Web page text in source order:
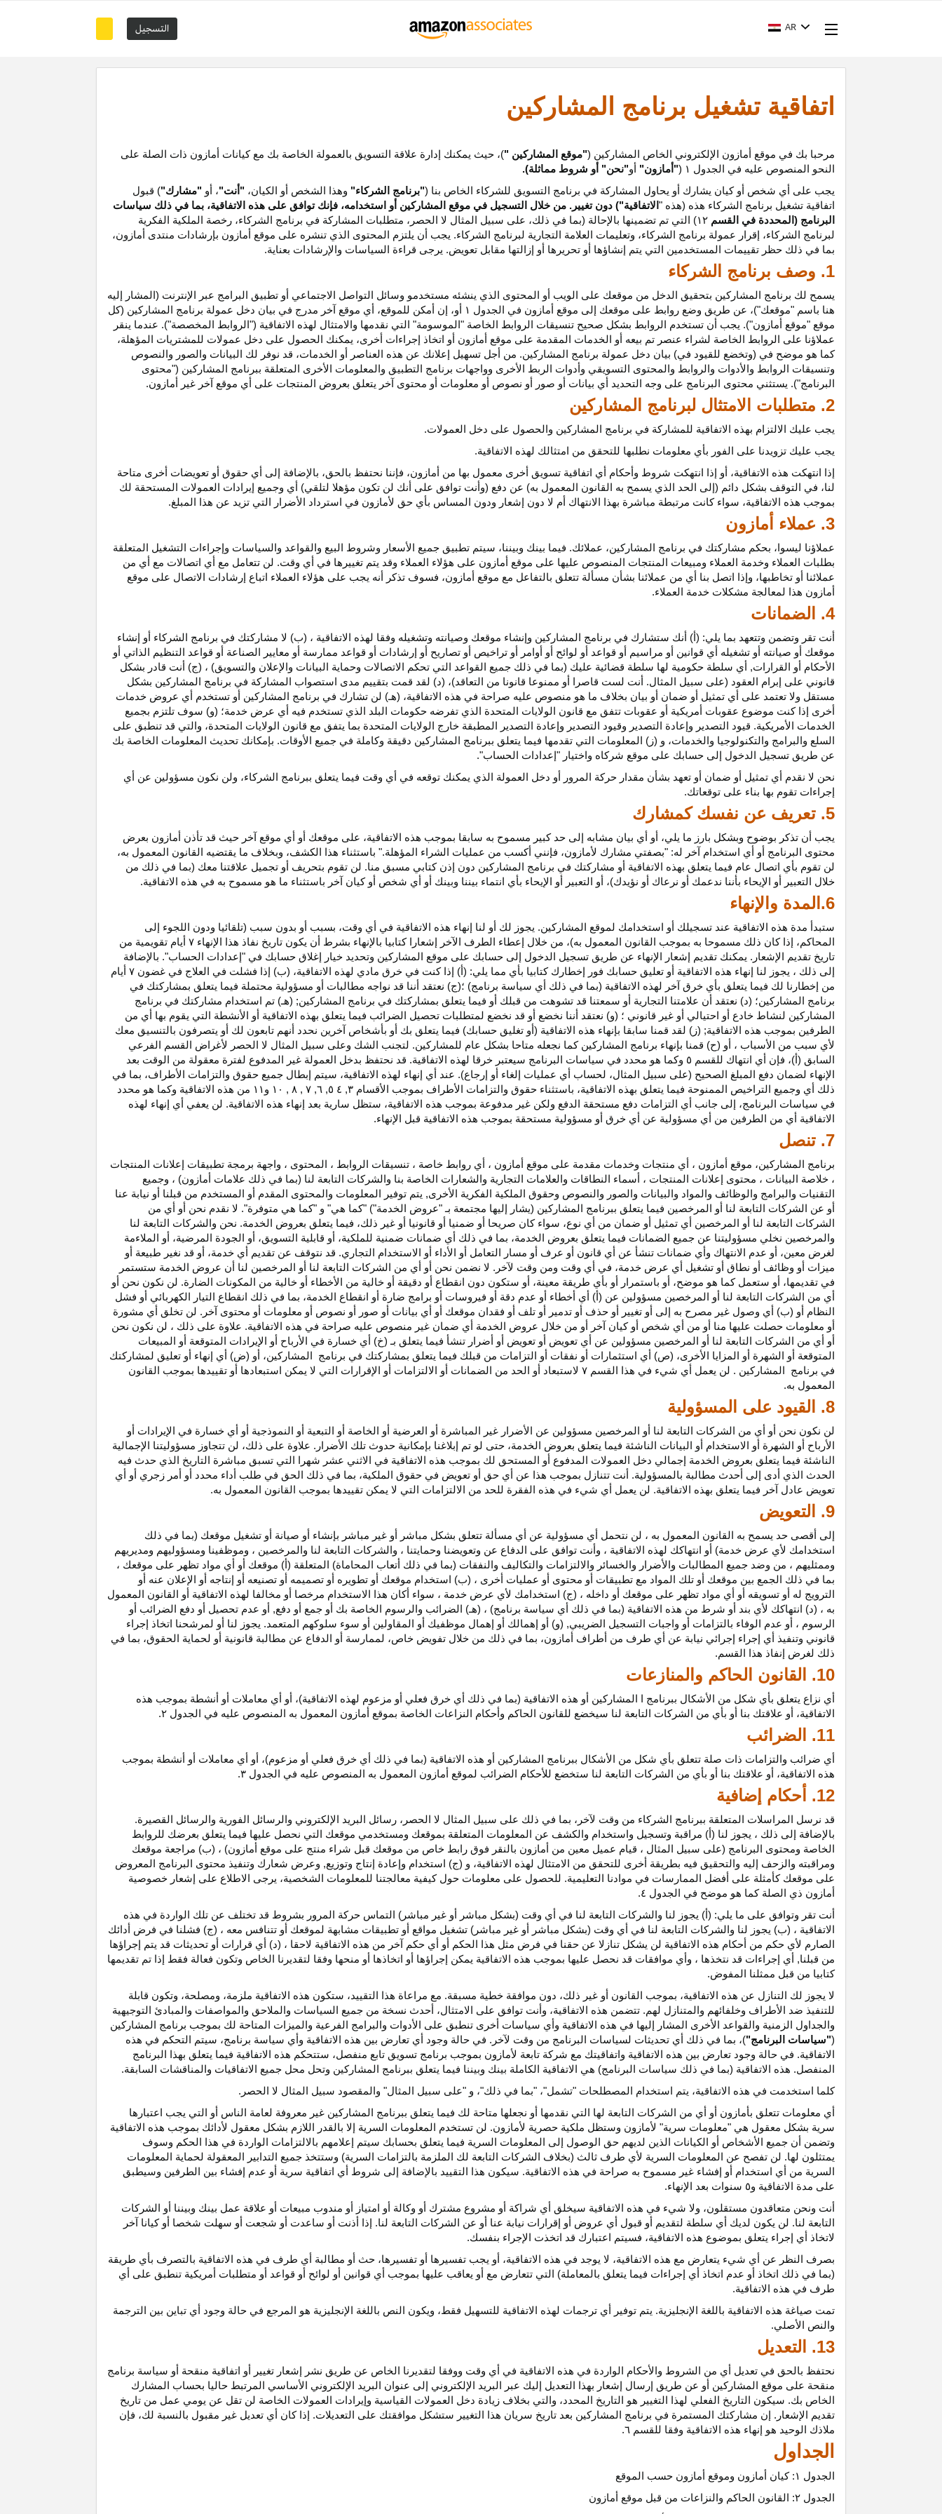
التسجيل AR
اتفاقية تشغيل برنامج المشاركين
مرحبا بك في موقع أمازون الإلكتروني الخاص المشاركين ("موقع المشاركين ")، حيث يمكنك إدارة علاقة التسويق بالعمولة الخاصة بك مع كيانات أمازون ذات الصلة على
النحو المنصوص عليه في الجدول ۱ ( "أمازون" أو"نحن" أو شروط مماثلة).
يجب على أي شخص أو كيان يشارك أو يحاول المشاركة في برنامج التسويق للشركاء الخاص بنا ("برنامج الشركاء" وهذا الشخص أو الكيان، "أنت"، أو "مشارك") قبول
اتفاقية تشغيل برنامج الشركاء هذه (هذه " الاتفاقية") دون تغيير. من خلال التسجيل في موقع المشاركين أو استخدامه، فإنك توافق على هذه الاتفاقية، بما في ذلك سياسات
البرنامج (المحددة في القسم ۱۲) التي تم تضمينها بالإحالة (بما في ذلك، على سبيل المثال لا الحصر، متطلبات المشاركة في برنامج الشركاء، رخصة الملكية الفكرية
لبرنامج الشركاء،
إقرار عمولة برنامج الشركاء، وتعليمات العلامة التجارية لبرنامج الشركاء. يجب أن يلتزم المحتوى الذي تنشره على موقع أمازون بإرشادات منتدى أمازون،
بما في ذلك حظر تقييمات المستخدمين التي يتم إنشاؤها أو تحريرها أو إزالتها مقابل تعويض. يرجى قراءة السياسات والإرشادات بعناية.
1. وصف برنامج الشركاء
يسمح لك برنامج المشاركين بتحقيق الدخل من موقعك على الويب أو المحتوى الذي ينشئه مستخدمو وسائل التواصل الاجتماعي أو تطبيق البرامج عبر الإنترنت (المشار إليه
هنا باسم "موقعك")، عن طريق وضع روابط على موقعك إلى موقع أمازون في الجدول ۱ أو، إن أمكن للموقع، أي موقع آخر مدرج في بيان دخل عمولة برنامج المشاركين (كل
موقع "موقع أمازون"). يجب أن تستخدم الروابط بشكل صحيح تنسيقات الروابط الخاصة "الموسومة" التي نقدمها والامتثال لهذه الاتفاقية ("الروابط المخصصة"). عندما ينقر
عملاؤنا على الروابط الخاصة لشراء عنصر تم بيعه أو الخدمات المقدمة على موقع أمازون أو اتخاذ إجراءات أخرى، يمكنك الحصول على دخل عمولات للمشتريات
المؤهلة،
كما هو موضح في (وتخضع للقيود في) بيان دخل عمولة برنامج المشاركين. من أجل تسهيل إعلانك عن هذه العناصر أو
الخدمات، قد نوفر لك البيانات والصور والنصوص
وتنسيقات الروابط والأدوات والروابط والمحتوى التسويقي وأدوات الربط الأخرى وواجهات برنامج التطبيق والمعلومات الأخرى المتعلقة ببرنامج المشاركين ("محتوى
البرنامج"). يستثني محتوى البرنامج على وجه التحديد أي بيانات أو صور أو نصوص أو معلومات أو محتوى آخر يتعلق بعروض المنتجات على أي موقع آخر غير أمازون.
2. متطلبات الامتثال لبرنامج المشاركين
يجب عليك الالتزام بهذه الاتفاقية للمشاركة في برنامج المشاركين والحصول على دخل العمولات.
يجب عليك تزويدنا على الفور بأي معلومات نطلبها للتحقق من امتثالك لهذه الاتفاقية.
إذا انتهكت هذه
الاتفاقية، أو إذا انتهكت شروط وأحكام أي اتفاقية تسويق أخرى معمول بها من أمازون، فإننا نحتفظ بالحق، بالإضافة إلى أي حقوق أو تعويضات أخرى متاحة
لنا، في التوقف بشكل دائم (إلى الحد الذي يسمح به القانون المعمول به) عن دفع (وأنت توافق على أنك لن تكون مؤهلا لتلقي) أي وجميع إيرادات العمولات المستحقة لك
بموجب هذه
الاتفاقية، سواء كانت مرتبطة مباشرة بهذا الانتهاك أم لا دون إشعار ودون المساس بأي حق لأمازون في استرداد الأضرار التي تزيد عن هذا المبلغ.
3. عملاء أمازون
عملاؤنا ليسوا، بحكم مشاركتك في برنامج المشاركين، عملائك. فيما بينك وبيننا، سيتم تطبيق جميع الأسعار وشروط البيع والقواعد والسياسات وإجراءات التشغيل المتعلقة
بطلبات العملاء وخدمة العملاء ومبيعات المنتجات المنصوص عليها على موقع أمازون على هؤلاء العملاء وقد يتم تغييرها في أي وقت. لن تتعامل مع أي اتصالات مع أي من
عملائنا أو تخاطبها، وإذا اتصل بنا أي من عملائنا بشأن مسألة تتعلق بالتفاعل مع موقع أمازون، فسوف تذكر أنه يجب على هؤلاء العملاء اتباع إرشادات الاتصال على موقع
أمازون هذا لمعالجة مشكلات خدمة العملاء.
4. الضمانات
أنت تقر وتضمن وتتعهد بما يلي: (أ) أنك ستشارك في برنامج المشاركين وإنشاء موقعك وصيانته وتشغيله وفقا لهذه الاتفاقية ، (ب) لا مشاركتك في برنامج الشركاء أو إنشاء
موقعك أو صيانته أو تشغيله أي قوانين أو مراسيم أو قواعد أو لوائح أو أوامر أو تراخيص أو تصاريح أو إرشادات أو قواعد ممارسة أو معايير الصناعة أو قواعد التنظيم الذاتي أو
الأحكام أو القرارات, أي سلطة حكومية لها سلطة قضائية عليك (بما في ذلك جميع القواعد التي تحكم الاتصالات وحماية البيانات والإعلان والتسويق) ، (ج) أنت قادر بشكل
قانوني على إبرام العقود (على سبيل المثال. أنت لست قاصرا أو ممنوعا قانونا من التعاقد)، (د) لقد قمت بتقييم مدى استصواب
المشاركة في برنامج المشاركين بشكل
مستقل ولا تعتمد على أي تمثيل أو ضمان أو بيان بخلاف ما هو منصوص عليه صراحة في هذه الاتفاقية، (هـ) لن تشارك في برنامج المشاركين أو تستخدم أي عروض خدمات
أخرى إذا كنت موضوع عقوبات أمريكية أو عقوبات تتفق مع قانون الولايات المتحدة الذي تفرضه حكومات البلد الذي تستخدم فيه أي عرض خدمة؛ (و) سوف تلتزم بجميع
الخدمات الأمريكية. قيود التصدير وإعادة التصدير وقيود التصدير وإعادة التصدير المطبقة خارج الولايات المتحدة بما يتفق مع قانون الولايات المتحدة، والتي قد تنطبق على
السلع والبرامج والتكنولوجيا والخدمات، و (ز) المعلومات التي تقدمها فيما يتعلق ببرنامج المشاركين دقيقة وكاملة في جميع الأوقات. بإمكانك تحديث المعلومات الخاصة بك
عن طريق تسجيل الدخول إلى حسابك على موقع شركاه واختيار "إعدادات الحساب".
نحن لا نقدم أي تمثيل أو ضمان أو تعهد بشأن مقدار حركة المرور أو دخل العمولة الذي يمكنك توقعه في أي وقت فيما يتعلق ببرنامج الشركاء، ولن نكون مسؤولين عن أي
إجراءات تقوم بها بناء على توقعاتك.
5. تعريف عن نفسك كمشارك
يجب أن تذكر بوضوح وبشكل بارز ما يلي، أو أي بيان مشابه إلى حد كبير مسموح به سابقا بموجب هذه الاتفاقية، على موقعك أو أي موقع آخر حيث قد تأذن أمازون بعرض
محتوى البرنامج أو أي استخدام آخر له: "بصفتي مشارك لأمازون، فإنني أكسب من عمليات الشراء المؤهلة." باستثناء هذا الكشف، وبخلاف ما يقتضيه القانون المعمول به،
لن تقوم بأي اتصال عام فيما يتعلق بهذه الاتفاقية أو مشاركتك في برنامج المشاركين دون إذن كتابي مسبق منا. لن تقوم بتحريف أو تجميل علاقتنا معك (بما في ذلك من
خلال التعبير أو الإيحاء بأننا ندعمك أو نرعاك أو نؤيدك)، أو التعبير أو الإيحاء بأي انتماء بيننا وبينك أو أي شخص أو كيان آخر باستثناء ما هو مسموح به في هذه الاتفاقية.
6.المدة والإنهاء
ستبدأ مدة هذه الاتفاقية عند تسجيلك أو استخدامك لموقع المشاركين. يجوز لك أو لنا إنهاء هذه الاتفاقية في أي وقت، بسبب أو بدون سبب (تلقائيا ودون اللجوء إلى
المحاكم، إذا كان ذلك مسموحا به بموجب القانون المعمول به)، من خلال إعطاء الطرف الآخر إشعارا كتابيا بالإنهاء بشرط أن يكون تاريخ نفاذ هذا الإنهاء ۷ أيام تقويمية من
تاريخ تقديم الإشعار. يمكنك تقديم إشعار الإنهاء عن طريق تسجيل الدخول إلى حسابك على موقع المشاركين وتحديد خيار إغلاق حسابك في "إعدادات الحساب". بالإضافة
إلى ذلك ، يجوز لنا إنهاء هذه الاتفاقية أو تعليق حسابك فور إخطارك كتابيا بأي مما يلي: (أ) إذا كنت في خرق مادي لهذه الاتفاقية، (ب) إذا فشلت في العلاج في غضون ۷ أيام
من إخطارنا لك فيما يتعلق بأي خرق آخر لهذه الاتفاقية (بما في ذلك أي سياسة برنامج) ؛(ج) نعتقد أننا قد نواجه مطالبات أو مسؤولية محتملة فيما يتعلق بمشاركتك في
برنامج المشاركين؛ (د) نعتقد أن علامتنا التجارية أو سمعتنا قد تشوهت من قبلك أو فيما يتعلق بمشاركتك في برنامج المشاركين; (هـ) تم استخدام مشاركتك في برنامج
المشاركين لنشاط خادع أو احتيالي أو غير قانوني ؛ (و) نعتقد أننا نخضع أو قد نخضع لمتطلبات تحصيل الضرائب فيما يتعلق بهذه الاتفاقية أو الأنشطة التي يقوم بها أي من
الطرفين بموجب هذه الاتفاقية; (ز) لقد قمنا سابقا بإنهاء هذه الاتفاقية (أو تغليق حسابك) فيما يتعلق بك أو بأشخاص آخرين نحدد أنهم تابعون لك أو يتصرفون بالتنسيق معك
لأي سبب من الأسباب ، أو (ح) قمنا بإنهاء برنامج المشاركين كما نجعله متاحا بشكل عام للمشاركين. لتجنب الشك وعلى سبيل المثال لا الحصر لأغراض القسم الفرعي
السابق (أ)، فإن أي انتهاك للقسم ٥ وكما هو محدد في سياسات البرنامج سيعتبر خرقا لهذه الاتفاقية. قد نحتفظ بدخل العمولة غير المدفوع لفترة معقولة من الوقت بعد
الإنهاء لضمان دفع المبلغ الصحيح (على سبيل المثال، لحساب أي عمليات إلغاء أو إرجاع). عند أي إنهاء لهذه
الاتفاقية، سيتم إبطال جميع حقوق والتزامات الأطراف، بما في
ذلك أي وجميع التراخيص الممنوحة فيما يتعلق بهذه
الاتفاقية، باستثناء حقوق والتزامات الأطراف بموجب الأقسام ۳, ٤ ٥, ٦, ۷ , ۸ , ۱۰ و۱۱ من هذه الاتفاقية وكما هو محدد
في سياسات البرنامج، إلى جانب أي التزامات دفع مستحقة
الدفع ولكن غير مدفوعة بموجب هذه الاتفاقية، ستظل سارية بعد إنهاء هذه الاتفاقية. لن يعفي أي إنهاء لهذه
الاتفاقية أي من الطرفين من أي مسؤولية عن أي خرق أو مسؤولية مستحقة بموجب هذه الاتفاقية قبل الإنهاء.
7. تنصل
برنامج المشاركين، موقع أمازون ، أي منتجات وخدمات مقدمة على موقع أمازون ، أي روابط خاصة ، تنسيقات الروابط ، المحتوى ، واجهة برمجة تطبيقات إعلانات المنتجات
، خلاصة البيانات ، محتوى إعلانات المنتجات ، أسماء النطاقات والعلامات التجارية والشعارات الخاصة بنا والشركات التابعة لنا (بما في ذلك علامات أمازون) ، وجميع
التقنيات والبرامج والوظائف والمواد والبيانات والصور والنصوص وحقوق الملكية الفكرية الأخرى, يتم توفير المعلومات والمحتوى المقدم أو المستخدم من قبلنا أو نيابة عنا
أو عن الشركات التابعة لنا أو المرخصين فيما يتعلق ببرنامج المشاركين (يشار إليها مجتمعة بـ "عروض الخدمة") "كما هي" و "كما هي متوفرة". لا نقدم نحن أو أي من
الشركات التابعة لنا أو المرخصين أي تمثيل أو ضمان من أي نوع، سواء كان صريحا أو ضمنيا أو قانونيا أو غير ذلك، فيما يتعلق بعروض الخدمة. نحن والشركات التابعة لنا
والمرخصين نخلي مسؤوليتنا عن جميع الضمانات فيما يتعلق بعروض الخدمة، بما في ذلك أي ضمانات ضمنية للملكية، أو قابلية التسويق، أو الجودة المرضية، أو الملاءمة
لغرض معين، أو عدم الانتهاك وأي ضمانات تنشأ عن أي قانون أو عرف أو مسار التعامل أو الأداء أو الاستخدام التجاري. قد نتوقف عن تقديم أي خدمة، أو قد نغير طبيعة أو
ميزات أو وظائف أو نطاق أو تشغيل أي عرض خدمة، في أي وقت ومن وقت لآخر. لا نضمن نحن أو أي من الشركات التابعة لنا أو المرخصين لنا أن عروض الخدمة ستستمر
في تقديمها، أو ستعمل كما هو موضح، أو باستمرار أو بأي طريقة معينة، أو ستكون دون انقطاع أو دقيقة أو خالية من الأخطاء أو خالية من المكونات الضارة. لن نكون نحن أو
أي من الشركات التابعة لنا أو المرخصين مسؤولين عن (أ) أي أخطاء أو عدم دقة أو فيروسات أو برامج ضارة أو انقطاع الخدمة، بما في ذلك انقطاع
التيار الكهربائي أو فشل
النظام أو (ب) أي وصول غير مصرح به إلى أو تغيير أو حذف أو تدمير أو تلف أو فقدان موقعك أو أي بيانات أو صور أو نصوص أو معلومات أو محتوى آخر. لن تخلق أي مشورة
أو معلومات حصلت عليها منا أو من أي شخص أو كيان آخر أو من خلال عروض الخدمة أي ضمان غير منصوص عليه صراحة في هذه الاتفاقية. علاوة على ذلك ، لن نكون نحن
أو أي من الشركات التابعة لنا أو المرخصين مسؤولين عن أي تعويض أو تعويض أو أضرار تنشأ فيما يتعلق بـ (خ) أي خسارة في
الأرباح أو الإيرادات المتوقعة أو المبيعات
المتوقعة أو الشهرة أو المزايا
الأخرى، (ص) أي استثمارات أو نفقات أو التزامات من قبلك فيما يتعلق بمشاركتك في برنامج المشاركين، أو (ض) أي إنهاء أو تعليق لمشاركتك
في برنامج المشاركين . لن يعمل أي شيء في هذا القسم ۷ لاستبعاد أو الحد من الضمانات أو الالتزامات أو الإقرارات التي لا يمكن استبعادها أو تقييدها بموجب القانون
المعمول به.
8. القيود على المسؤولية
لن نكون نحن أو أي من الشركات التابعة لنا أو المرخصين مسؤولين عن الأضرار غير المباشرة أو العرضية أو الخاصة أو التبعية أو النموذجية أو أي خسارة في الإيرادات أو
الأرباح أو الشهرة أو الاستخدام أو البيانات الناشئة فيما يتعلق بعروض الخدمة، حتى لو تم إبلاغنا بإمكانية حدوث تلك الأضرار. علاوة على ذلك، لن تتجاوز مسؤوليتنا الإجمالية
الناشئة فيما يتعلق بعروض الخدمة إجمالي دخل العمولات المدفوع أو المستحق لك بموجب هذه الاتفاقية في الاثني عشر شهرا التي تسبق مباشرة التاريخ الذي حدث فيه
الحدث الذي أدى إلى أحدث مطالبة بالمسؤولية. أنت تتنازل بموجب هذا عن أي حق أو تعويض في حقوق الملكية، بما في ذلك الحق في طلب أداء محدد أو أمر زجري أو أي
تعويض عادل آخر فيما يتعلق بهذه الاتفاقية. لن يعمل أي شيء في هذه الفقرة للحد من الالتزامات التي لا يمكن تقييدها بموجب القانون المعمول به.
9. التعويض
إلى أقصى حد يسمح به القانون المعمول به ، لن نتحمل أي مسؤولية عن أي مسألة تتعلق بشكل مباشر أو غير مباشر بإنشاء أو صيانة أو تشغيل موقعك (بما في ذلك
استخدامك لأي عرض خدمة) أو انتهاكك لهذه الاتفاقية ، وأنت توافق على الدفاع عن وتعويضنا وحمايتنا ، والشركات التابعة لنا والمرخصين ، وموظفينا ومسؤوليهم ومديريهم
وممثليهم ، من وضد جميع المطالبات والأضرار والخسائر والالتزامات والتكاليف والنفقات (بما في ذلك أتعاب المحاماة) المتعلقة (أ) موقعك أو أي مواد تظهر على موقعك ،
بما في ذلك الجمع بين موقعك أو تلك المواد مع تطبيقات أو محتوى أو عمليات أخرى ، (ب) استخدام موقعك أو تطويره أو تصميمه أو تصنيعه أو إنتاجه أو الإعلان عنه أو
الترويج له أو تسويقه أو أي مواد تظهر على موقعك أو داخله ، (ج) استخدامك لأي عرض خدمة ، سواء أكان هذا الاستخدام مرخصا أو مخالفا لهذه الاتفاقية أو القانون المعمول
به ، (د) انتهاكك لأي بند أو شرط من هذه الاتفاقية (بما في ذلك أي سياسة برنامج) ، (هـ) الضرائب والرسوم الخاصة بك أو جمع أو دفع, أو عدم تحصيل أو دفع الضرائب أو
الرسوم ، أو عدم الوفاء بالتزامات أو واجبات التسجيل الضريبي, (و) أو إهمالك أو إهمال موظفيك أو المقاولين أو سوء سلوكهم المتعمد. يجوز لنا أو لمرشحنا اتخاذ إجراء
قانوني وتنفيذ أي إجراء إجرائي نيابة عن أي طرف من أطراف أمازون، بما في ذلك من خلال تفويض خاص، لممارسة أو الدفاع عن مطالبة قانونية أو لحماية الحقوق، بما في
ذلك لغرض إنفاذ هذا القسم.
10. القانون الحاكم والمنازعات
أي نزاع يتعلق بأي شكل من الأشكال ببرنامج ا المشاركين أو هذه الاتفاقية (بما في ذلك أي خرق فعلي أو مزعوم لهذه الاتفاقية)، أو أي معاملات أو أنشطة بموجب هذه
الاتفاقية، أو علاقتك بنا أو بأي من الشركات التابعة لنا سيخضع للقانون الحاكم وأحكام النزاعات الخاصة بموقع أمازون المعمول به المنصوص عليه في الجدول ۲.
11. الضرائب
أي ضرائب والتزامات ذات صلة تتعلق بأي شكل من الأشكال ببرنامج المشاركين أو هذه الاتفاقية (بما في ذلك أي خرق فعلي أو مزعوم)، أو أي معاملات أو أنشطة بموجب
هذه الاتفاقية، أو علاقتك بنا أو بأي من الشركات التابعة لنا ستخضع للأحكام الضرائب لموقع أمازون المعمول به المنصوص عليه في الجدول ۳.
12. أحكام إضافية
قد نرسل المراسلات المتعلقة ببرنامج الشركاء من وقت لآخر، بما في ذلك على سبيل المثال لا الحصر، رسائل البريد الإلكتروني والرسائل الفورية والرسائل القصيرة.
بالإضافة إلى ذلك ، يجوز لنا (أ) مراقبة وتسجيل واستخدام والكشف عن المعلومات المتعلقة بموقعك ومستخدمي موقعك التي نحصل عليها فيما يتعلق بعرضك للروابط
الخاصة ومحتوى البرنامج (على سبيل المثال ، قيام عميل معين من أمازون بالنقر فوق رابط خاص من موقعك قبل شراء منتج على موقع أمازون) ، (ب) مراجعة موقعك
ومراقبته والزحف إليه والتحقيق فيه بطريقة أخرى للتحقق من الامتثال لهذه الاتفاقية، و (ج) استخدام وإعادة إنتاج وتوزيع, وعرض شعارك وتنفيذ محتوى البرنامج المعروض
على موقعك كأمثلة على أفضل الممارسات في موادنا التعليمية. للحصول على معلومات حول كيفية معالجتنا للمعلومات الشخصية، يرجى الاطلاع على إشعار خصوصية
أمازون ذي الصلة كما هو موضح في الجدول ٤.
أنت تقر وتوافق على ما يلي: (أ) يجوز لنا والشركات التابعة لنا في أي وقت (بشكل مباشر أو غير مباشر) التماس حركة المرور بشروط قد تختلف عن تلك الواردة في هذه
الاتفاقية ، (ب) يجوز لنا والشركات التابعة لنا في أي وقت (بشكل مباشر أو غير مباشر) تشغيل مواقع أو تطبيقات مشابهة لموقعك أو تتنافس معه ، (ج) فشلنا في فرض أدائك
الصارم لأي حكم من أحكام هذه الاتفاقية لن يشكل تنازلا عن حقنا في فرض مثل هذا الحكم أو أي حكم آخر من هذه الاتفاقية لاحقا ، (د) أي قرارات أو تحديثات قد يتم إجراؤها
من قبلنا, أي إجراءات قد نتخذها ، وأي موافقات قد نحصل عليها بموجب هذه الاتفاقية يمكن إجراؤها أو اتخاذها أو منحها وفقا لتقديرنا الخاص وتكون فعالة فقط إذا تم تقديمها
كتابيا من قبل ممثلنا المفوض.
لا يجوز لك التنازل عن هذه الاتفاقية، بموجب القانون أو غير ذلك، دون موافقة خطية مسبقة. مع مراعاة هذا التقييد، ستكون هذه الاتفاقية ملزمة، ومصلحة، وتكون قابلة
للتنفيذ ضد الأطراف وخلفائهم والمتنازل لهم. تتضمن هذه الاتفاقية، وأنت توافق على الامتثال، أحدث نسخة من جميع السياسات والملاحق والمواصفات والمبادئ التوجيهية
والجداول الزمنية والقواعد الأخرى المشار إليها في هذه الاتفاقية وأي سياسات أخرى تنطبق على الأدوات والبرامج الفرعية والميزات المتاحة لك بموجب برنامج المشاركين
("سياسات البرنامج")، بما في ذلك أي تحديثات لسياسات البرنامج من وقت لآخر. في حالة وجود أي تعارض بين هذه الاتفاقية وأي سياسة برنامج، سيتم التحكم في هذه
الاتفاقية. في حالة وجود تعارض بين هذه الاتفاقية واتفاقيتك مع شركة تابعة لأمازون بموجب برنامج تسويق تابع منفصل، ستتحكم هذه الاتفاقية فيما يتعلق بهذا البرنامج
المنفصل. هذه الاتفاقية (بما في ذلك سياسات البرنامج) هي الاتفاقية الكاملة بينك وبيننا فيما يتعلق ببرنامج المشاركين وتحل محل جميع الاتفاقيات والمناقشات السابقة.
كلما استخدمت في هذه الاتفاقية، يتم استخدام المصطلحات "تشمل"، "بما في ذلك"، و "على سبيل المثال" والمقصود سبيل المثال لا الحصر.
أي معلومات تتعلق بأمازون أو أي من الشركات التابعة لها التي نقدمها أو نجعلها متاحة لك فيما يتعلق ببرنامج المشاركين غير معروفة لعامة الناس أو التي يجب اعتبارها
سرية بشكل معقول هي "معلومات سرية" لأمازون وستظل ملكية حصرية لأمازون. لن تستخدم المعلومات السرية إلا بالقدر اللازم بشكل معقول لأدائك بموجب هذه الاتفاقية
وتضمن أن جميع الأشخاص أو الكيانات الذين لديهم حق الوصول إلى المعلومات السرية فيما يتعلق بحسابك سيتم إعلامهم بالالتزامات الواردة في هذا الحكم وسوف
يمتثلون لها. لن تفصح عن المعلومات السرية لأي طرف ثالث (بخلاف الشركات التابعة لك الملزمة بالتزامات السرية) وستتخذ جميع التدابير المعقولة لحماية المعلومات
السرية من أي استخدام أو إفشاء غير مسموح به صراحة في هذه الاتفاقية. سيكون هذا التقييد بالإضافة إلى شروط أي اتفاقية سرية أو عدم إفشاء بين الطرفين وسيطبق
على مدة الاتفاقية و٥ سنوات بعد الإنهاء.
أنت ونحن متعاقدون مستقلون، ولا شيء في هذه الاتفاقية سيخلق أي شراكة أو مشروع مشترك أو وكالة أو امتياز أو مندوب مبيعات أو علاقة عمل بينك وبيننا أو الشركات
التابعة لنا. لن يكون لديك أي سلطة لتقديم أو قبول أي عروض أو إقرارات نيابة عنا أو عن الشركات التابعة لنا. إذا أذنت أو ساعدت أو شجعت أو سهلت شخصا أو كيانا آخر
لاتخاذ أي إجراء يتعلق بموضوع هذه
الاتفاقية، فسيتم اعتبارك قد اتخذت الإجراء بنفسك.
بصرف النظر عن أي شيء يتعارض مع هذه
الاتفاقية، لا يوجد في هذه الاتفاقية، أو يجب تفسيرها أو تفسيرها، حث أو مطالبة أي طرف في هذه الاتفاقية بالتصرف بأي طريقة
(بما في ذلك اتخاذ أو عدم اتخاذ أي إجراءات فيما يتعلق بالمعاملة) التي تتعارض مع أو يعاقب عليها بموجب أي قوانين أو لوائح أو قواعد أو متطلبات أمريكية تنطبق على أي
طرف في هذه الاتفاقية.
تمت صياغة هذه الاتفاقية باللغة الإنجليزية. يتم توفير أي ترجمات لهذه الاتفاقية للتسهيل فقط، ويكون النص باللغة الإنجليزية هو المرجع في حالة وجود أي تباين بين
الترجمة
والنص
الأصلي.
13. التعديل
نحتفظ بالحق في تعديل أي من الشروط والأحكام الواردة في هذه الاتفاقية في أي وقت ووفقا لتقديرنا الخاص عن طريق نشر إشعار تغيير أو اتفاقية منقحة أو سياسة برنامج
منقحة على موقع المشاركين أو عن طريق إرسال إشعار بهذا التعديل إليك عبر البريد الإلكتروني إلى عنوان البريد الإلكتروني الأساسي المرتبط حاليا بحساب المشارك
الخاص بك. سيكون التاريخ الفعلي لهذا التغيير هو التاريخ
المحدد، والتي بخلاف زيادة دخل العمولات القياسية وإيرادات العمولات الخاصة لن تقل عن يومي عمل من تاريخ
تقديم الإشعار. إن مشاركتك المستمرة في برنامج المشاركين بعد تاريخ سريان هذا التغيير ستشكل موافقتك على التعديلات. إذا كان أي تعديل غير مقبول بالنسبة لك، فإن
ملاذك الوحيد هو إنهاء هذه الاتفاقية وفقا للقسم ٦.
الجداول
الجدول ۱:
كيان أمازون وموقع أمازون حسب الموقع
الجدول ۲: القانون الحاكم والنزاعات من قبل موقع أمازون